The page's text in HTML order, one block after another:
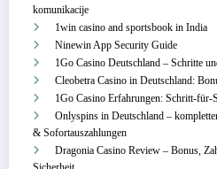
komunikacije
1win casino and sportsbook in India
Ninewin App Security Guide
1Go Casino Deutschland – Schritte
Cleobetra Casino in Deutschland:
1Go Casino Erfahrungen:
Onlyspins in Deutschland –
& Sofortauszahlungen
Dragonia Casino Review – Bonus,